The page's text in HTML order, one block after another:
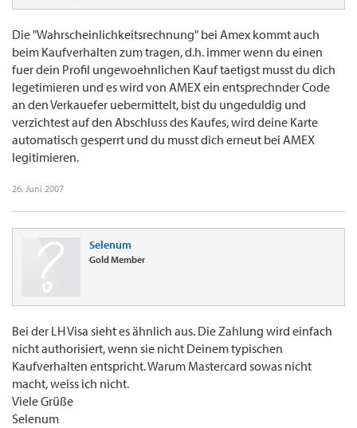
Die "Wahrscheinlichkeitsrechnung" bei Amex kommt auch
beim Kaufverhalten zum tragen, d.h. immer wenn du einen
fuer dein Profil ungewoehnlichen Kauf taetigst musst du dich
legetimieren und es wird von AMEX ein entsprechnder Code
an den Verkauefer uebermittelt, bist du ungeduldig und
verzichtest auf den Abschluss des Kaufes, wird deine Karte
automatisch gesperrt und du musst dich erneut bei AMEX
legitimieren.
26. Juni 2007
Selenum
Gold Member
Bei der LH Visa sieht es ähnlich aus. Die Zahlung wird einfach
nicht authorisiert, wenn sie nicht Deinem typischen
Kaufverhalten entspricht. Warum Mastercard sowas nicht
macht, weiss ich nicht.
Viele Grüße
Selenum